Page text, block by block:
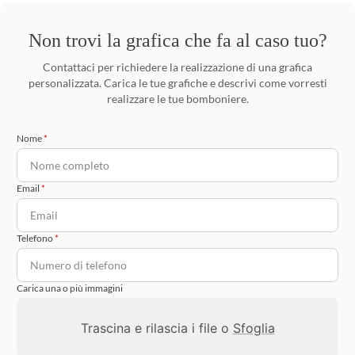
Non trovi la grafica che fa al caso tuo?
Contattaci per richiedere la realizzazione di una grafica
personalizzata. Carica le tue grafiche e descrivi come vorresti
realizzare le tue bomboniere.
Nome
Email
Telefono
Carica una o più immagini
Trascina e rilascia i file o Sfoglia